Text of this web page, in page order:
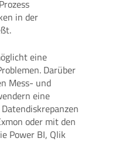
in der
eine
Darüber
Mess- und
eine
oder mit den
Power BI, Qlik